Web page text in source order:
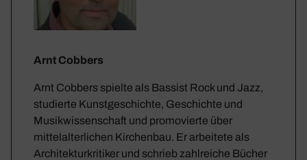
Arnt Cobbers
Arnt Cobbers spielte als Bassist Rock und Jazz,
studierte Kunstgeschichte, Geschichte und
Musikwissenschaft und promovierte über
mittelalterlichen Kirchenbau. Er arbeitete als
Architekturkritiker und schrieb zahlreiche Bücher